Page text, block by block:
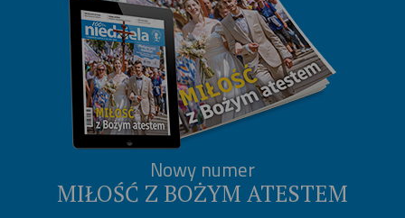
Nowy numer
MIŁOŚĆ Z BOŻYM ATESTEM